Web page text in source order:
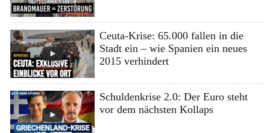
Ceuta-Krise: 65.000 fallen in die
Stadt ein – wie Spanien ein neues
2015 verhindert
Schuldenkrise 2.0: Der Euro steht
vor dem nächsten Kollaps